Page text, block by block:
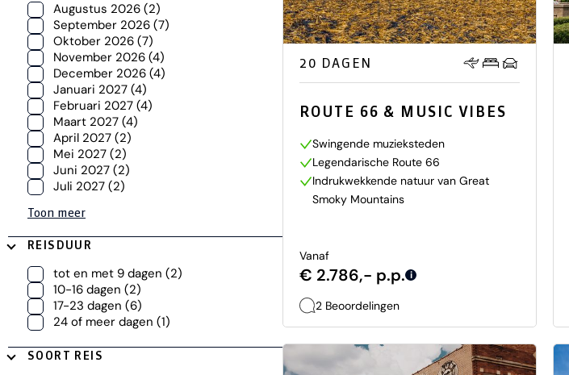
Augustus 2026 (2)
September 2026 (7)
Oktober 2026 (7)
November 2026 (4)
December 2026 (4)
Januari 2027 (4)
Februari 2027 (4)
Maart 2027 (4)
April 2027 (2)
Mei 2027 (2)
Juni 2027 (2)
Juli 2027 (2)
Toon meer
REISDUUR
tot en met 9 dagen (2)
10-16 dagen (2)
17-23 dagen (6)
24 of meer dagen (1)
SOORT REIS
20 DAGEN
ROUTE 66 & MUSIC VIBES
Swingende muzieksteden
Legendarische Route 66
Indrukwekkende natuur van Great
Smoky Mountains
Vanaf
€ 2.786,- p.p. i
2 Beoordelingen